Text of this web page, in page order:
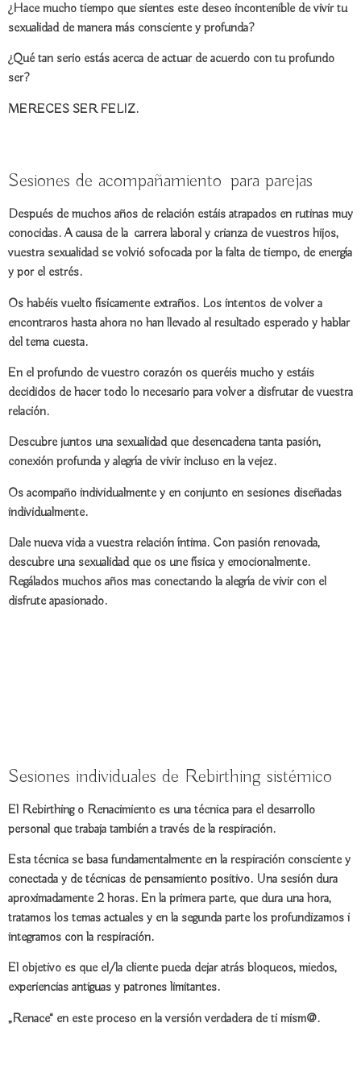
¿Hace mucho tiempo que sientes este deseo incontenible devivir tu
sexualidadde manera más consciente y profunda?
¿Qué tan serio estás acerca de actuar de acuerdo con tuprofundo
ser?
MERECES SER FELIZ.
Sesiones de acompañamiento para parejas
Después de muchos años de relación estáis atrapados en rutinas muy
conocidas. A causa de la carrera laboral y crianza de vuestros hijos,
vuestra sexualidadse volvió sofocada por la falta de tiempo, de energía
y por el estrés.
Os habéis vuelto físicamente extraños. Los intentos de volver a
encontraros hasta ahora no han llevado al resultado esperado y hablar
del tema cuesta.
En el profundo de vuestro corazón os queréis mucho y estáis
decididos de hacer todo lo necesario paravolver a disfrutarde vuestra
relación.
Descubre juntos una sexualidad que desencadena tanta pasión,
conexión profunda y alegría de vivirincluso en la vejez.
Os acompaño individualmente y en conjunto en sesiones diseñadas
individualmente.
Dale nueva vida a vuestra relación íntima. Con pasión renovada,
descubre una sexualidadque os une física y emocionalmente.
Regálados muchos años mas conectando la alegría de vivir con el
disfrute apasionado.
Sesiones individuales de Rebirthing sistémico
El Rebirthing o Renacimiento es una técnica para el desarrollo
personal que trabaja también a través de la respiración.
Esta técnica se basa fundamentalmente en la respiración consciente y
conectada y de técnicas de pensamiento positivo. Una sesión dura
aproximadamente 2 horas. En la primera parte, que dura una hora,
tratamos los temas actuales y en la segunda parte los profundizamos i
integramos con la respiración.
El objetivo es que el/la cliente pueda dejar atrás bloqueos, miedos,
experiencias antiguas y patrones limitantes.
„Renace“ en este proceso en la versión verdadera de ti mism@.